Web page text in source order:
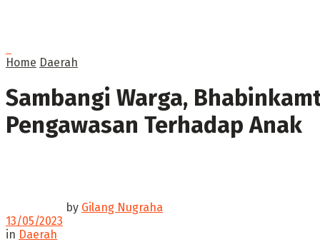
Home Daerah
Sambangi Warga,
Pengawasan Terhadap Anak
by Gilang Nugraha
13/05/2023
in Daerah